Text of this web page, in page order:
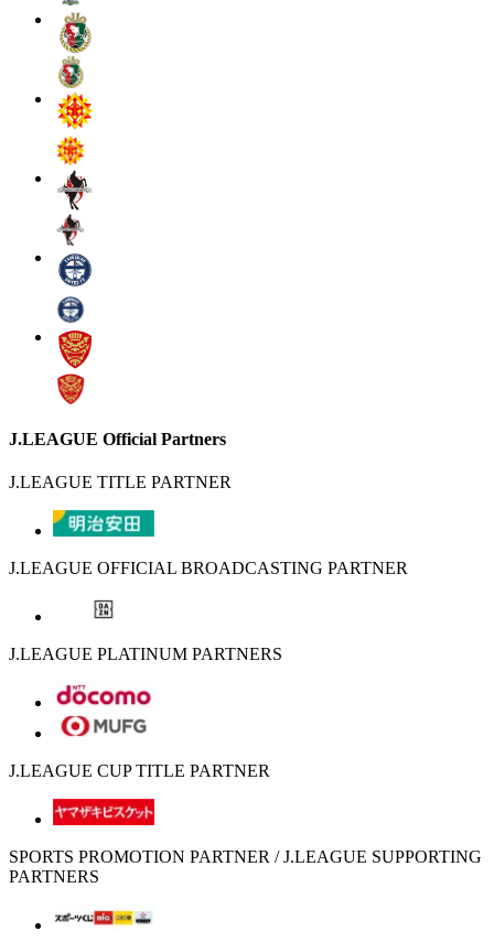
J.LEAGUE Official Partners
J.LEAGUE TITLE PARTNER
J.LEAGUE OFFICIAL BROADCASTING PARTNER
J.LEAGUE PLATINUM PARTNERS
J.LEAGUE CUP TITLE PARTNER
SPORTS PROMOTION PARTNER / J.LEAGUE SUPPORTING
PARTNERS